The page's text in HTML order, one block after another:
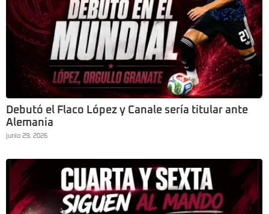
Debutó el Flaco López y Canale sería titular ante
Alemania
junio 29, 2026